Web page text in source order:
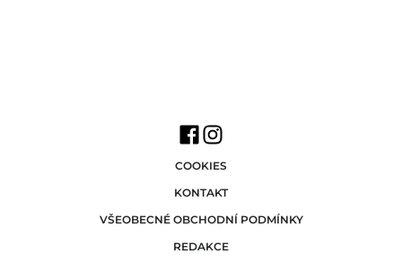
COOKIES
KONTAKT
VŠEOBECNÉ OBCHODNÍ PODMÍNKY
REDAKCE